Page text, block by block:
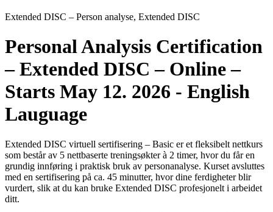
Extended DISC – Person analyse, Extended DISC
Personal Analysis Certification
– Extended DISC – Online –
Starts May 12. 2026 - English
Lauguage
Extended DISC virtuell sertifisering – Basic er et fleksibelt nettkurs
som består av 5 nettbaserte treningsøkter à 2 timer, hvor du får en
grundig innføring i praktisk bruk av personanalyse. Kurset avsluttes
med en sertifisering på ca. 45 minutter, hvor dine ferdigheter blir
vurdert, slik at du kan bruke Extended DISC profesjonelt i arbeidet
ditt.